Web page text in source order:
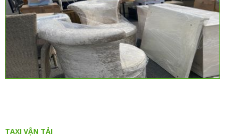
TAXI VẬN TẢI